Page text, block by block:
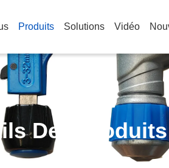
Produits Solutions Vidéo
Des Produits